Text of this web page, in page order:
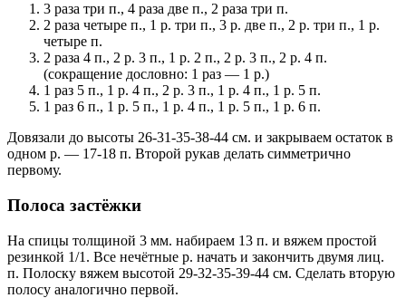
3 раза три п., 4 раза две п., 2 раза три п.
2 раза четыре п., 1 р. три п., 3 р. две п., 2 р. три п., 1 р.
четыре п.
2 раза 4 п., 2 р. 3 п., 1 р. 2 п., 2 р. 3 п., 2 р. 4 п.
(сокращение дословно: 1 раз — 1 р.)
1 раз 5 п., 1 р. 4 п., 2 р. 3 п., 1 р. 4 п., 1 р. 5 п.
1 раз 6 п., 1 р. 5 п., 1 р. 4 п., 1 р. 5 п., 1 р. 6 п.
Довязали до высоты 26-31-35-38-44 см. и закрываем остаток в
одном р. — 17-18 п. Второй рукав делать симметрично
первому.
Полоса застёжки
На спицы толщиной 3 мм. набираем 13 п. и вяжем простой
резинкой 1/1. Все нечётные р. начать и закончить двумя лиц.
п. Полоску вяжем высотой 29-32-35-39-44 см. Сделать вторую
полосу аналогично первой.